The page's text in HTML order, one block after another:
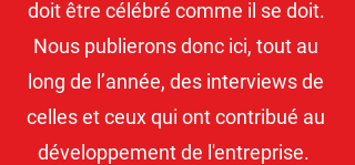
doit être célébré comme il se doit.
Nous publierons donc ici, tout au
long de l’année, des interviews de
celles et ceux qui ont contribué au
développement de l'entreprise.